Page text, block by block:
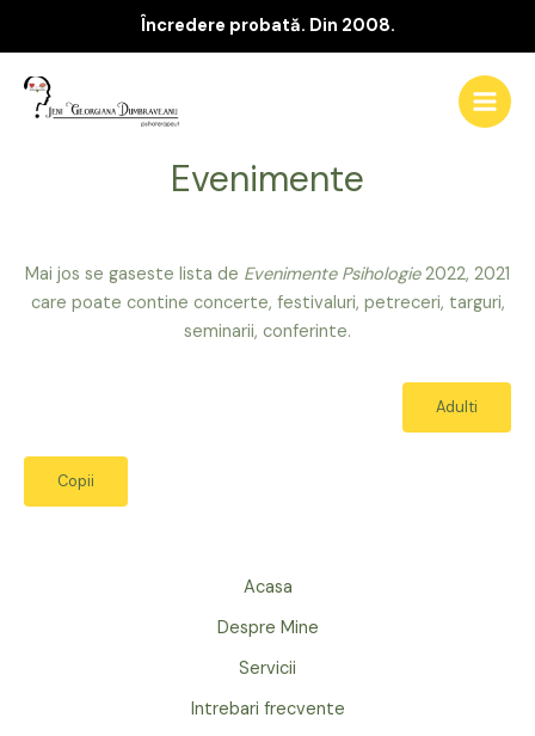
Încredere probată. Din 2008.
Evenimente
Mai jos se gaseste lista de Evenimente Psihologie2022, 2021
care poate contine concerte, festivaluri, petreceri, targuri,
seminarii, conferinte.
Adulti
Copii
Acasa
Despre Mine
Servicii
Intrebari frecvente